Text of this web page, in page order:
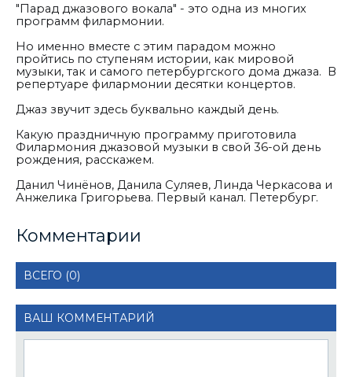
"Парад джазового вокала" - это одна из многих
программ филармонии.
Но именно вместе с этим парадом можно
пройтись по ступеням истории, как мировой
музыки, так и самого петербургского дома джаза. В
репертуаре филармонии десятки концертов.
Джаз звучит здесь буквально каждый день.
Какую праздничную программу приготовила
Филармония джазовой музыки в свой 36-ой день
рождения, расскажем.
Данил Чинёнов, Данила Суляев, Линда Черкасова и
Анжелика Григорьева. Первый канал. Петербург.
Комментарии
ВСЕГО (0)
ВАШ КОММЕНТАРИЙ